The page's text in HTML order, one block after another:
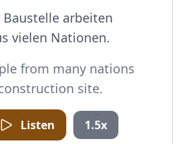
arbeiten
vielen Nationen.
from many nations
site.
Listen 1.5x